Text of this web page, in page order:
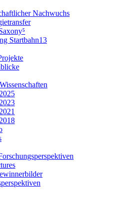
Nachwuchs
Startbahn13